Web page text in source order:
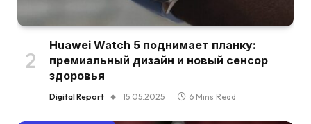
Huawei Watch 5 поднимает планку:
премиальный дизайн и новый сенсор
здоровья
Digital Report 15.05.2025 6 Mins Read